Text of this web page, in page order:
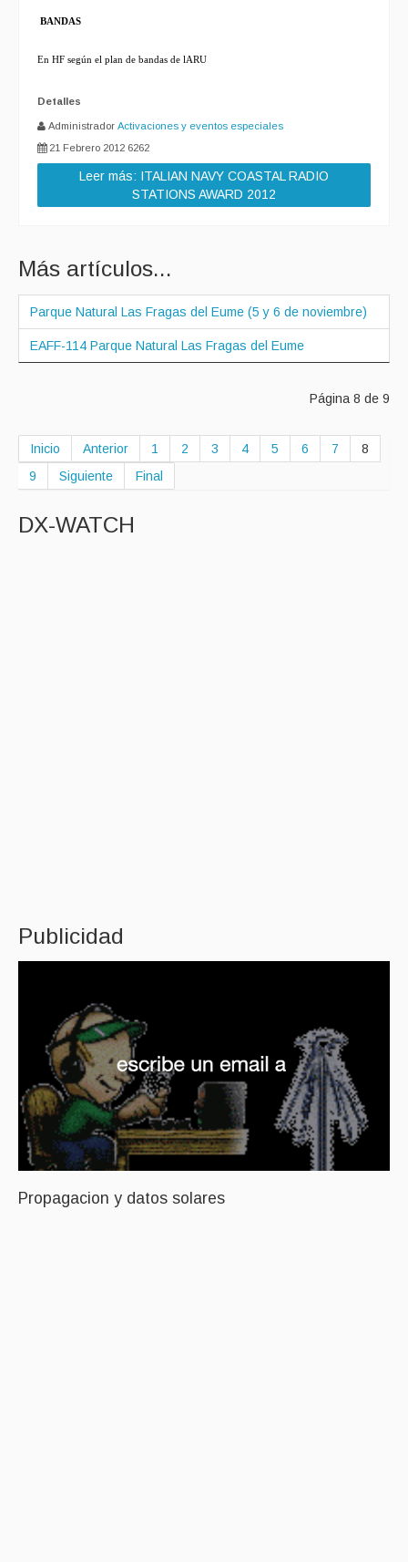
BANDAS
En HF según el plan de bandas de lARU
Detalles
Administrador Activaciones y eventos especiales
21 Febrero 2012 6262
Leer más: ITALIAN NAVY COASTAL RADIO
STATIONS AWARD 2012
Más artículos...
Parque Natural Las Fragas del Eume (5 y 6 de noviembre)
EAFF-114 Parque Natural Las Fragas del Eume
Página 8 de 9
Inicio Anterior 1 2 3 4 5 6 7
8
9
Siguiente Final
DX-WATCH
Publicidad
Propagacion y datos solares